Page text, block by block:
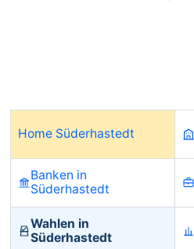
Home Süderhastedt
Banken in
Süderhastedt
Wahlen in
Süderhastedt